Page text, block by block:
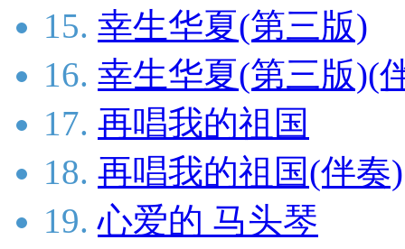
15. 幸生华夏(第三版)
16. 幸生华夏(第三版)(
17. 再唱我的祖国
18. 再唱我的祖国(伴奏)
19. 心爱的 马头琴